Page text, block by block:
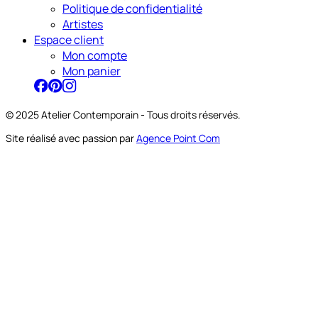
Politique de confidentialité
Artistes
Espace client
Mon compte
Mon panier
© 2025 Atelier Contemporain - Tous droits réservés.
Site réalisé avec passion parAgence Point Com